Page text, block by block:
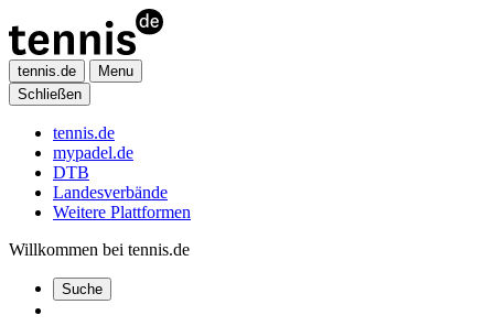
tennis.de
Menu
Schließen
tennis.de
mypadel.de
DTB
Landesverbände
Weitere Plattformen
Willkommen bei tennis.de
Suche